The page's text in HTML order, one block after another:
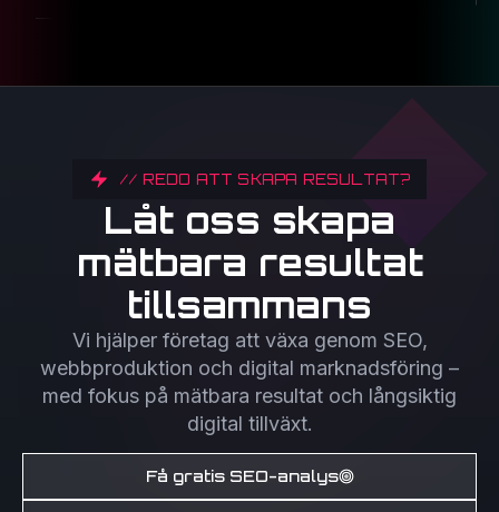
// REDO ATT SKAPA RESULTAT?
Låt oss skapa
mätbara resultat
tillsammans
Vi hjälper företag att växa genom SEO,
webbproduktion och digital marknadsföring –
med fokus på mätbara resultat och långsiktig
digital tillväxt.
Få gratis SEO-analys